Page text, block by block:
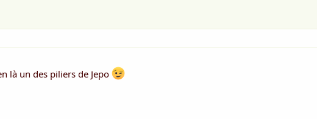
là un des piliers de Jepo